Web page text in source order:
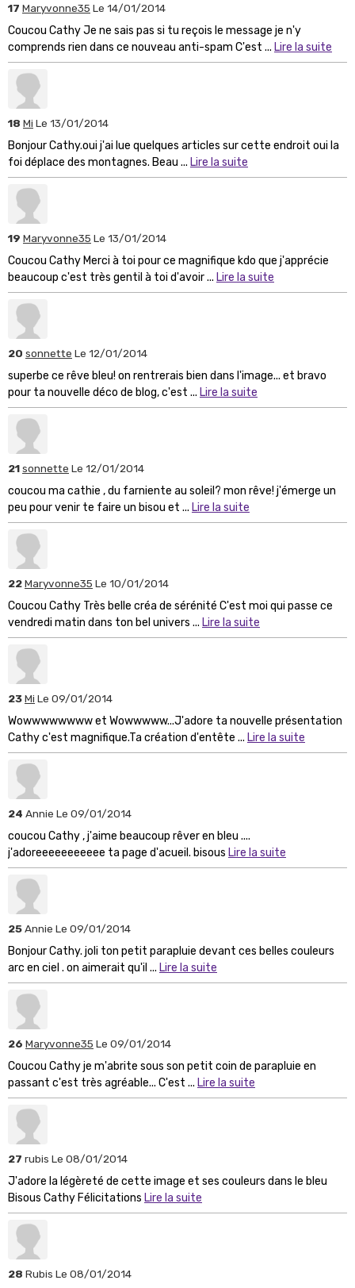
17 Maryvonne35 Le 14/01/2014
Coucou Cathy Je ne sais pas si tu reçois le message je n'y
comprends rien dans ce nouveau anti-spam C'est ... Lire la suite
18 Mi Le 13/01/2014
Bonjour Cathy.oui j'ai lue quelques articles sur cette endroit oui la
foi déplace des montagnes. Beau ... Lire la suite
19 Maryvonne35 Le 13/01/2014
Coucou Cathy Merci à toi pour ce magnifique kdo que j'apprécie
beaucoup c'est très gentil à toi d'avoir ... Lire la suite
20 sonnette Le 12/01/2014
superbe ce rêve bleu! on rentrerais bien dans l'image... et bravo
pour ta nouvelle déco de blog, c'est ... Lire la suite
21sonnette Le 12/01/2014
coucou ma cathie , du farniente au soleil? mon rêve! j'émerge un
peu pour venir te faire un bisou et ... Lire la suite
22Maryvonne35 Le 10/01/2014
Coucou Cathy Très belle créa de sérénité C'est moi qui passe ce
vendredi matin dans ton bel univers ... Lire la suite
23Mi Le 09/01/2014
Wowwwwwwww et Wowwwww...J'adore ta nouvelle présentation
Cathy c'est magnifique.Ta création d'entête ... Lire la suite
24 Annie Le 09/01/2014
coucou Cathy , j'aime beaucoup rêver en bleu ....
j'adoreeeeeeeeeee ta page d'acueil. bisous Lire la suite
25Annie Le 09/01/2014
Bonjour Cathy. joli ton petit parapluie devant ces belles couleurs
arc en ciel . on aimerait qu'il ... Lire la suite
26 Maryvonne35 Le 09/01/2014
Coucou Cathy je m'abrite sous son petit coin de parapluie en
passant c'est très agréable... C'est ... Lire la suite
27 rubis Le 08/01/2014
J'adore la légèreté de cette image et ses couleurs dans le bleu
Bisous Cathy Félicitations Lire la suite
28 Rubis Le 08/01/2014